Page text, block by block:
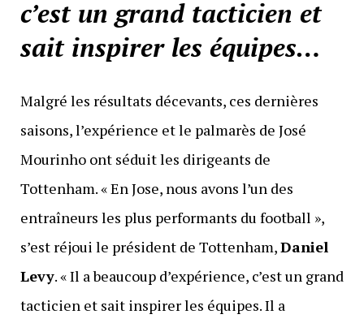
c’est un grand tacticien et
sait inspirer les équipes…
Malgré les résultats décevants, ces dernières
saisons, l’expérience et le palmarès de José
Mourinho ont séduit les dirigeants de
Tottenham. « En Jose, nous avons l’un des
entraîneurs les plus performants du football »,
s’est réjoui le président de Tottenham,Daniel
Levy. « Il a beaucoup d’expérience, c’est un grand
tacticien et sait inspirer les équipes. Il a